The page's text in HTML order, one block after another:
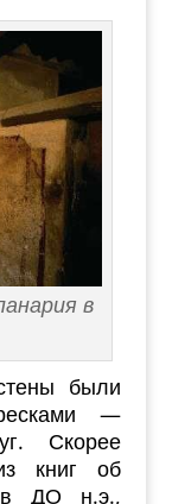
в
были
—
Скорее
книг об
ДО н.э.,